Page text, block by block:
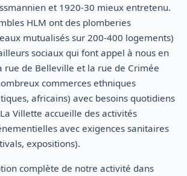
et 1920-30 mieux entretenu.
HLM ont des plomberies
mutualisés sur 200-400 logements)
sociaux qui font appel à nous en
rue de Belleville et la rue de Crimée
commerces ethniques
africains) avec besoins quotidiens
Villette accueille des activités
avec exigences sanitaires
expositions).
complète de notre activité dans